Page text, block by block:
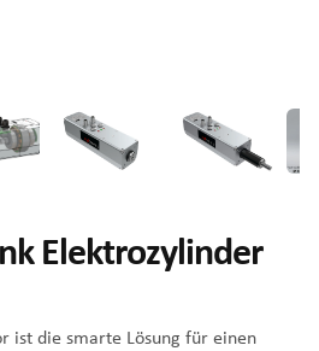
Elektrozylinder
ist die smarte Lösung für einen